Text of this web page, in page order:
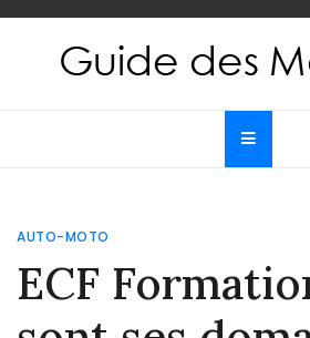
Skip
content
Guide des
AUTO-MOTO
ECF